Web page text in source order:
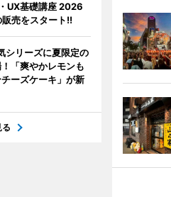
UX基礎講座 2026
売をスタート!!
シリーズに夏限定の
「爽やかレモンも
ーズケーキ」が新
る